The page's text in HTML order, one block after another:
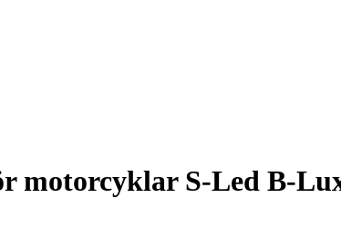
motorcyklar S-Led B-